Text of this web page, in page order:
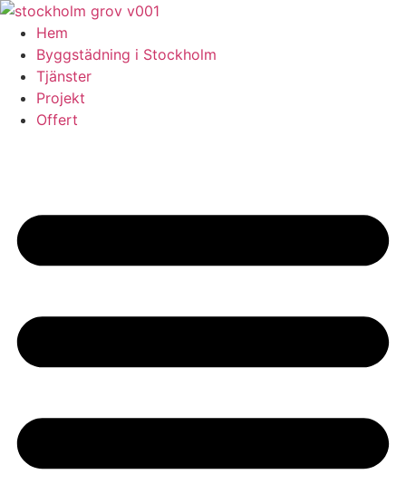
Skip
content
Hem
Byggstädning i Stockholm
Tjänster
Projekt
Offert